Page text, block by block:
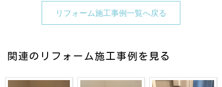
リフォーム施工事例一覧へ戻る
関連のリフォーム施工事例を見る